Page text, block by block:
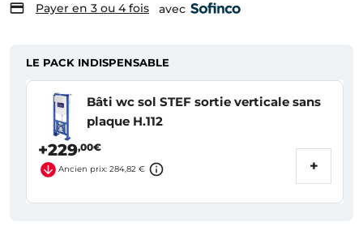
Payer en 3 ou 4 fois avec
LE PACK INDISPENSABLE
Bâti wc sol STEF sortie verticale sans
plaque H.112
+229,00€
Ancien prix: 284,82 € +